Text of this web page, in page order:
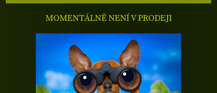
MOMENTÁLNĚ NENÍ V PRODEJI